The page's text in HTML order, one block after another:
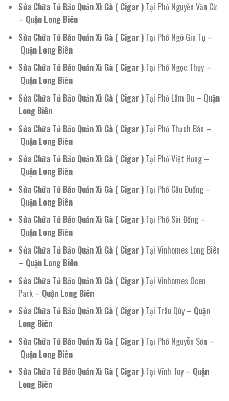
Sửa Chữa Tủ Bảo Quản Xì Gà ( Cigar )Tại Phố Nguyễn Văn Cừ
– Quận Long Biên
Sửa Chữa Tủ Bảo Quản Xì Gà ( Cigar )Tại Phố Ngô Gia Tự –
Quận Long Biên
Sửa Chữa Tủ Bảo Quản Xì Gà ( Cigar )Tại Phố Ngọc Thụy –
Quận Long Biên
Sửa Chữa Tủ Bảo Quản Xì Gà ( Cigar )Tại Phố Lâm Du – Quận
Long Biên
Sửa Chữa Tủ Bảo Quản Xì Gà ( Cigar )Tại Phố Thạch Bàn –
Quận Long Biên
Sửa Chữa Tủ Bảo Quản Xì Gà ( Cigar )Tại Phố Việt Hưng –
Quận Long Biên
Sửa Chữa Tủ Bảo Quản Xì Gà ( Cigar )Tại Phố Cầu Đuống –
Quận Long Biên
Sửa Chữa Tủ Bảo Quản Xì Gà ( Cigar )Tại Phố Sài Đồng –
Quận Long Biên
Sửa Chữa Tủ Bảo Quản Xì Gà ( Cigar )Tại Vinhomes Long Biên
– Quận Long Biên
Sửa Chữa Tủ Bảo Quản Xì Gà ( Cigar ) Tại Vinhomes Ocen
Park – Quận Long Biên
Sửa Chữa Tủ Bảo Quản Xì Gà ( Cigar )Tại Trâu Qùy – Quận
Long Biên
Sửa Chữa Tủ Bảo Quản Xì Gà ( Cigar )Tại Phố Nguyễn Sơn –
Quận Long Biên
Sửa Chữa Tủ Bảo Quản Xì Gà ( Cigar )Tại Vĩnh Tuy – Quận
Long Biên